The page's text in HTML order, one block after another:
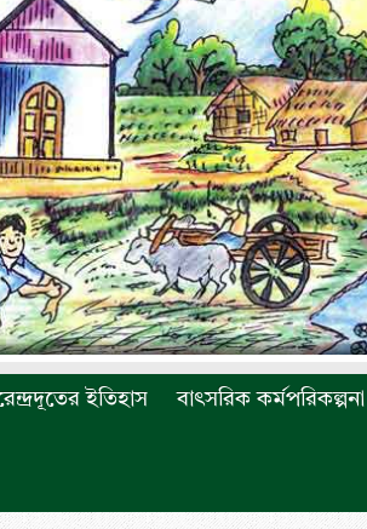
ইতিহাস বাৎসরিক কর্মপরিকল্পনা